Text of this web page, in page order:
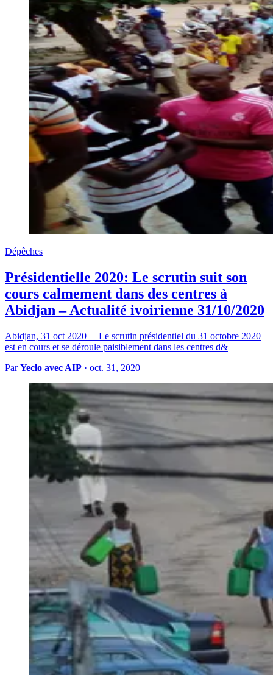
Dépêches
Présidentielle 2020: Le scrutin suit son
cours calmement dans des centres à
Abidjan – Actualité ivoirienne 31/10/2020
Abidjan, 31 oct 2020 – Le scrutin présidentiel du 31 octobre 2020
est en cours et se déroule paisiblement dans les centres d&
ParYeclo avec AIP · oct. 31, 2020